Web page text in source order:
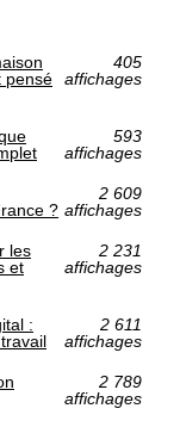
pensé
405
affichages
593
affichages
?
2 609
affichages
les
et
2 231
affichages
:
2 611
affichages
2 789
affichages